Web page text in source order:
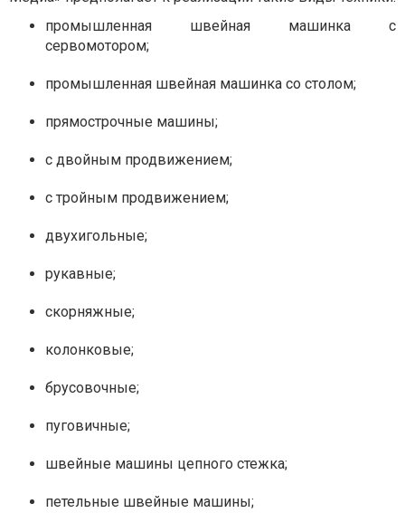
промышленная швейная машинка с
сервомотором;
промышленная швейная машинка со столом;
прямострочные машины;
с двойным продвижением;
с тройным продвижением;
двухигольные;
рукавные;
скорняжные;
колонковые;
брусовочные;
пуговичные;
швейные машины цепного стежка;
петельные швейные машины;